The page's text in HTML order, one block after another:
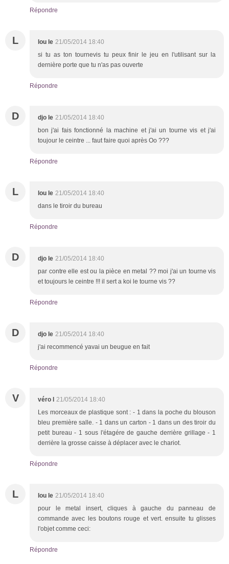
Répondre
L lou le 21/05/2014 18:40
si tu as ton tournevis tu peux finir le jeu en l'utilisant sur la
dernière porte que tu n'as pas ouverte
Répondre
D djo le 21/05/2014 18:40
bon j'ai fais fonctionné la machine et j'ai un tourne vis et j'ai
toujour le ceintre ... faut faire quoi après Oo ???
Répondre
L lou le 21/05/2014 18:40
dans le tiroir du bureau
Répondre
D djo le 21/05/2014 18:40
par contre elle est ou la pièce en metal ?? moi j'ai un tourne vis
et toujours le ceintre !!! il sert a koi le tourne vis ??
Répondre
D djo le 21/05/2014 18:40
j'ai recommencé yavai un beugue en fait
Répondre
V véro l 21/05/2014 18:40
Les morceaux de plastique sont : - 1 dans la poche du blouson
bleu première salle. - 1 dans un carton - 1 dans un des tiroir du
petit bureau - 1 sous l'étagére de gauche derrière grillage - 1
derrière la grosse caisse à déplacer avec le chariot.
Répondre
L lou le 21/05/2014 18:40
pour le metal insert, cliques à gauche du panneau de
commande avec les boutons rouge et vert. ensuite tu glisses
l'objet comme ceci:
Répondre